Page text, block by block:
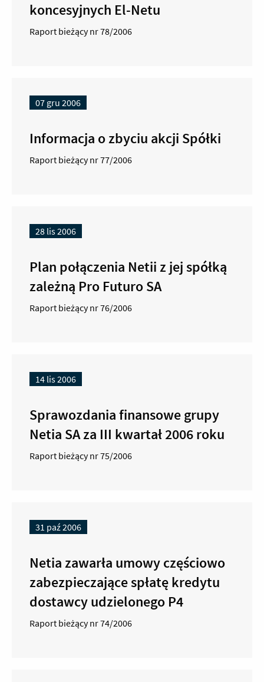
koncesyjnych El-Netu
Raport bieżący nr 78/2006
07 gru 2006
Informacja o zbyciu akcji Spółki
Raport bieżący nr 77/2006
28 lis 2006
Plan połączenia Netii z jej spółką
zależną Pro Futuro SA
Raport bieżący nr 76/2006
14 lis 2006
Sprawozdania finansowe grupy
Netia SA za III kwartał 2006 roku
Raport bieżący nr 75/2006
31 paź 2006
Netia zawarła umowy częściowo
zabezpieczające spłatę kredytu
dostawcy udzielonego P4
Raport bieżący nr 74/2006